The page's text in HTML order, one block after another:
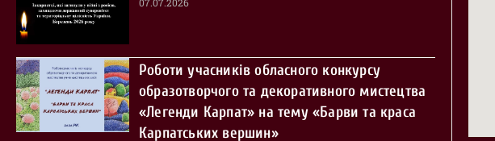
Роботи учасників обласного конкурсу
образотворчого та декоративного мистецтва
«Легенди Карпат» на тему «Барви та краса
Карпатських вершин»